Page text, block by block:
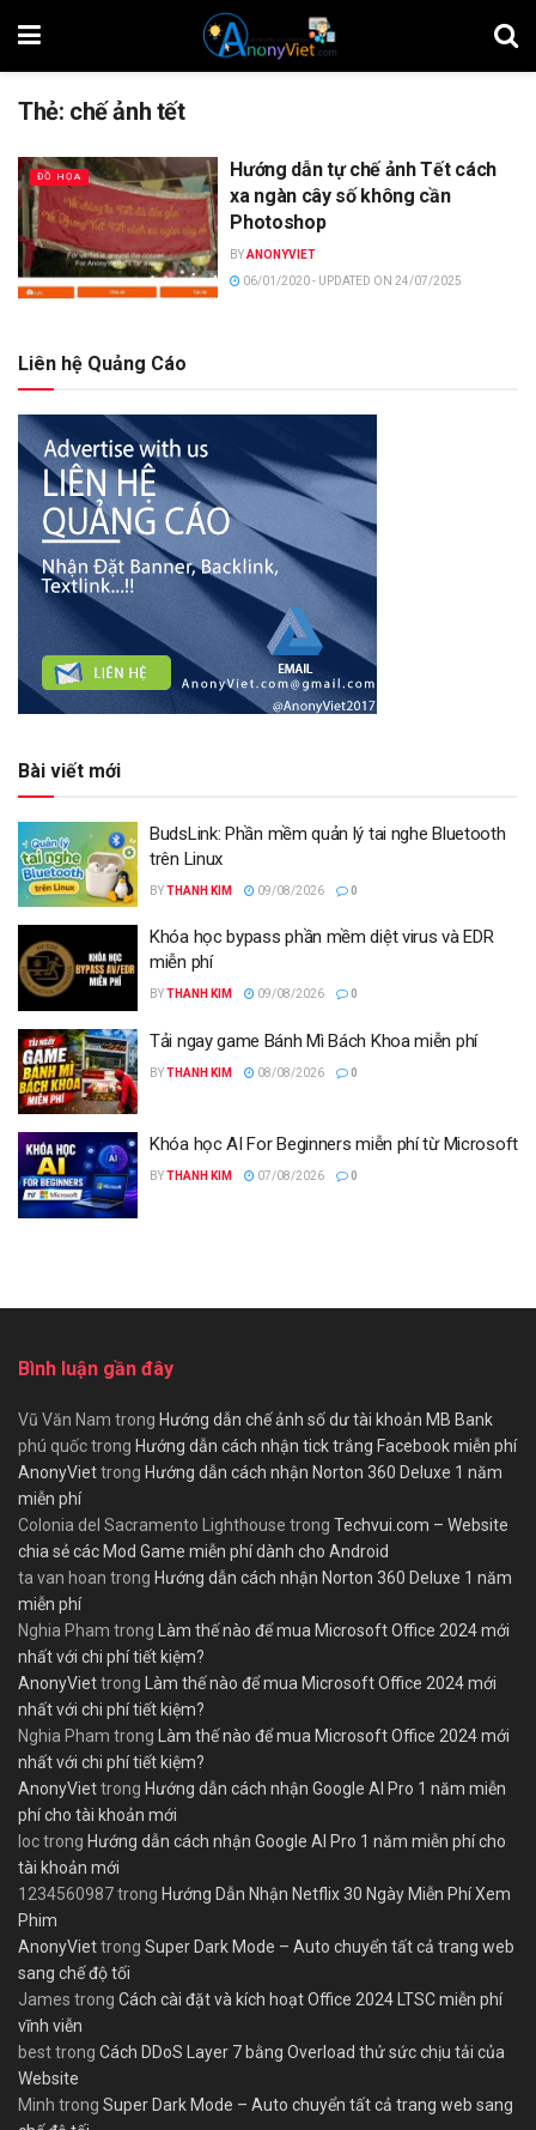
Thẻ: chế ảnh tết
ĐỒ HỌA
Hướng dẫn tự chế ảnh Tết cách
xa ngàn cây số không cần
Photoshop
BYANONYVIET
06/01/2020 - UPDATED ON 24/07/2025
Liên hệ Quảng Cáo
Bài viết mới
BudsLink: Phần mềm quản lý tai nghe Bluetooth
trên Linux
BYTHANH KIM 09/08/2026 0
Khóa học bypass phần mềm diệt virus và EDR
miễn phí
BYTHANH KIM 09/08/2026 0
Tải ngay game Bánh Mì Bách Khoa miễn phí
BYTHANH KIM 08/08/2026 0
Khóa học AI For Beginners miễn phí từ Microsoft
BYTHANH KIM 07/08/2026 0
Bình luận gần đây
Vũ Văn Nam trong Hướng dẫn chế ảnh số dư tài khoản MB Bank
phú quốctrong Hướng dẫn cách nhận tick trắng Facebook miễn phí
AnonyViettrong Hướng dẫn cách nhận Norton 360 Deluxe 1 năm
miễn phí
Colonia del Sacramento Lighthouse trong Techvui.com – Website
chia sẻ các Mod Game miễn phí dành cho Android
ta van hoan trong Hướng dẫn cách nhận Norton 360 Deluxe 1 năm
miễn phí
Nghia Pham trong Làm thế nào để mua Microsoft Office 2024 mới
nhất với chi phí tiết kiệm?
AnonyViettrong Làm thế nào để mua Microsoft Office 2024 mới
nhất với chi phí tiết kiệm?
Nghia Pham trong Làm thế nào để mua Microsoft Office 2024 mới
nhất với chi phí tiết kiệm?
AnonyViettrong Hướng dẫn cách nhận Google AI Pro 1 năm miễn
phí cho tài khoản mới
loctrong Hướng dẫn cách nhận Google AI Pro 1 năm miễn phí cho
tài khoản mới
1234560987trong Hướng Dẫn Nhận Netflix 30 Ngày Miễn Phí Xem
Phim
AnonyViettrong Super Dark Mode – Auto chuyển tất cả trang web
sang chế độ tối
James trong Cách cài đặt và kích hoạt Office 2024 LTSC miễn phí
vĩnh viễn
besttrong Cách DDoS Layer 7 bằng Overload thử sức chịu tải của
Website
Minh trong Super Dark Mode – Auto chuyển tất cả trang web sang